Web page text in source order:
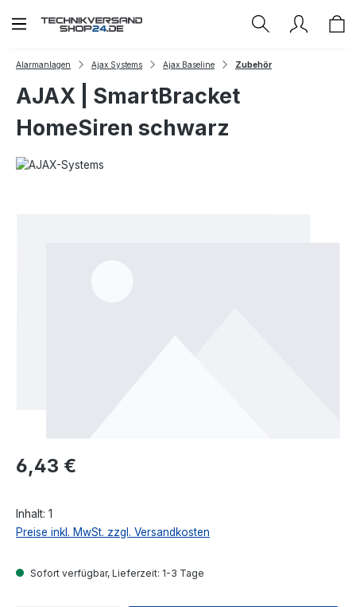
Zum Hauptinhalt springen
Alarmanlagen Ajax Systems Ajax Baseline Zubehör
AJAX | SmartBracket
HomeSiren schwarz
Regulärer Preis:
6,43 €
Inhalt: 1
Preise inkl. MwSt. zzgl. Versandkosten
Sofort verfügbar, Lieferzeit: 1-3 Tage